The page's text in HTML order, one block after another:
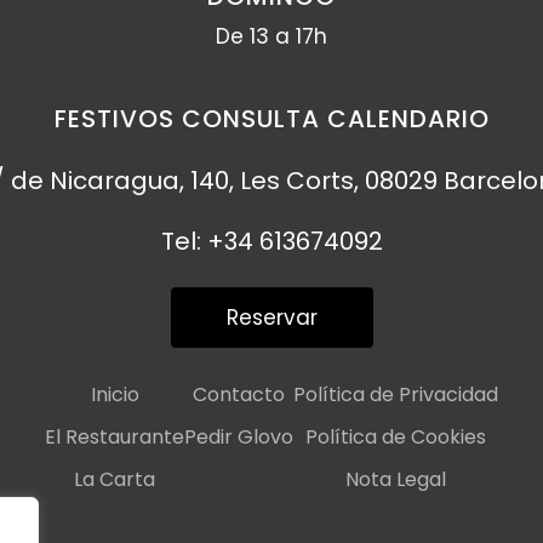
De 13 a 17h
FESTIVOS CONSULTA CALENDARIO
de Nicaragua, 140, Les Corts, 08029
Tel: +34 613674092
Reservar
Inicio
El Restaurante
La Carta
Contacto
Pedir Glovo
Política de Privacidad
Política de Cookies
Nota Legal